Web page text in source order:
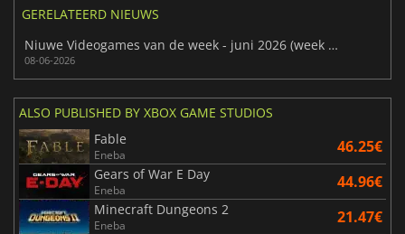
GERELATEERD NIEUWS
Niuwe Videogames van de week - juni 2026 (week 24)
08-06-2026
ALSO PUBLISHED BY XBOX GAME STUDIOS
Fable
Eneba 46.25€
Gears of War E Day
Eneba 44.96€
Minecraft Dungeons 2
Eneba 21.47€